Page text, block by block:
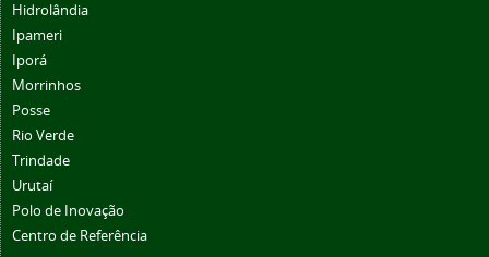
Hidrolândia
Ipameri
Iporá
Morrinhos
Posse
Rio Verde
Trindade
Urutaí
Polo de Inovação
Centro de Referência